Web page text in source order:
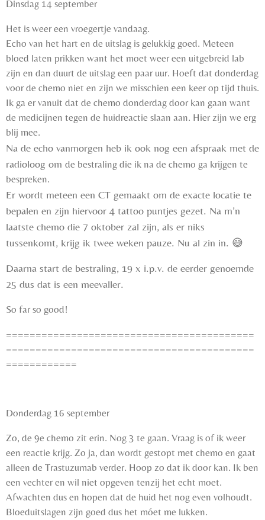
Dinsdag 14 september
Het is weer een vroegertje vandaag.
Echo van het hart en de uitslag is gelukkig goed. Meteen
bloed laten prikken want het moet weer een uitgebreid lab
zijn en dan duurt de uitslag een paar uur. Hoeft dat donderdag
voor de chemo niet en zijn we misschien een keer op tijd thuis.
Ik ga er vanuit dat de chemo donderdag door kan gaan want
de medicijnen tegen de huidreactie slaan aan. Hier zijn we erg
blij mee.
Na de echo vanmorgen heb ik ook nog een afspraak met de
radioloog om de bestraling die ik na de chemo ga krijgen te
bespreken.
Er wordt meteen een CT gemaakt om de exacte locatie te
bepalen en zijn hiervoor 4 tattoo puntjes gezet. Na m’n
laatste chemo die 7 oktober zal zijn, als er niks
tussenkomt, krijg ik twee weken pauze. Nu al zin in. 😅
Daarna start de bestraling, 19 x i.p.v. de eerder genoemde
25 dus dat is een meevaller.
So far so good!
==========================================
==========================================
============
Donderdag 16 september
Zo, de 9e chemo zit erin. Nog 3 te gaan. Vraag is of ik weer
een reactie krijg. Zo ja, dan wordt gestopt met chemo en gaat
alleen de Trastuzumab verder. Hoop zo dat ik door kan. Ik ben
een vechter en wil niet opgeven tenzij het echt moet.
Afwachten dus en hopen dat de huid het nog even volhoudt.
Bloeduitslagen zijn goed dus het móet me lukken.